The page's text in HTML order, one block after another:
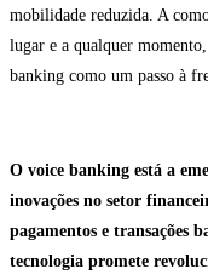
mobilidade reduzida. A
lugar e a qualquer
banking como um passo à
O voice banking está a
inovações no setor
pagamentos e transações
tecnologia promete